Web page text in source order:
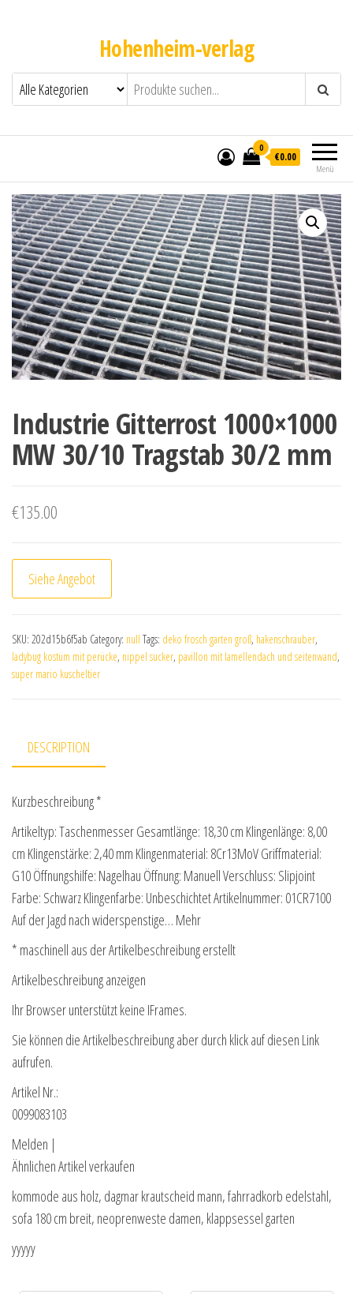
Hohenheim-verlag
Menü
0
€0.00
Industrie Gitterrost 1000×1000
MW 30/10 Tragstab 30/2 mm
€135.00
Siehe Angebot
SKU: 202d15b6f5ab Category: null Tags: deko frosch garten groß, hakenschrauber,
ladybug kostüm mit perücke, nippel sucker, pavillon mit lamellendach und seitenwand,
super mario kuscheltier
DESCRIPTION
Kurzbeschreibung *
Artikeltyp: Taschenmesser Gesamtlänge: 18,30 cm Klingenlänge: 8,00
cm Klingenstärke: 2,40 mm Klingenmaterial: 8Cr13MoV Griffmaterial:
G10 Öffnungshilfe: Nagelhau Öffnung: Manuell Verschluss: Slipjoint
Farbe: Schwarz Klingenfarbe: Unbeschichtet Artikelnummer: 01CR7100
Auf der Jagd nach widerspenstige… Mehr
* maschinell aus der Artikelbeschreibung erstellt
Artikelbeschreibung anzeigen
Ihr Browser unterstützt keine IFrames.
Sie können die Artikelbeschreibung aber durch klick auf diesen Link
aufrufen.
Artikel Nr.:
0099083103
Melden |
Ähnlichen Artikel verkaufen
kommode aus holz, dagmar krautscheid mann, fahrradkorb edelstahl,
sofa 180 cm breit, neoprenweste damen, klappsessel garten
yyyyy